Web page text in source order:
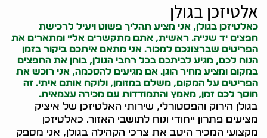
אלטיזכן בגולן
כאלטיזכן בגולן, אני מציע תהליך פשוט ויעיל לרכישת
חפצים יד שנייה. ראשית, אתם מתקשרים אליי ומתארים את
הפריטים שברצונכם למכור. אני מתאם איתכם ביקור בזמן
הנוח לכם, מגיע לביתכם בכל רחבי הגולן, בוחן את החפצים
במקום ומציע מחיר הוגן. אם מגיעים להסכמה, אני רוכש את
הפריטים על המקום, משלם במזומן, ולוקח אותם איתי. זה
חוסך לכם זמן, מאמץ והתמודדות עם מכירה עצמאית.
בגולן הירוק והפסטורלי, שירותי האלטיזכן של איציק
מציעים פתרון ייחודי ונוח לתושבי האזור. כאלטיזכן
מקצועי המכיר היטב את צרכי הקהילה בגולן, אני מספק